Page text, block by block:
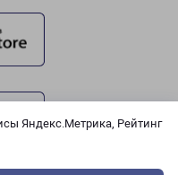
Яндекс.Метрика, Рейтинг